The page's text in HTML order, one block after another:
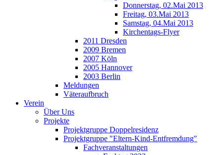
Donnerstag, 02.Mai 2013
Freitag, 03.Mai 2013
Samstag, 04.Mai 2013
Kirchentags-Flyer
2011 Dresden
2009 Bremen
2007 Köln
2005 Hannover
2003 Berlin
Meldungen
Väteraufbruch
Verein
Über Uns
Projekte
Projektgruppe Doppelresidenz
Projektgruppe "Eltern-Kind-Entfremdung"
Fachveranstaltungen